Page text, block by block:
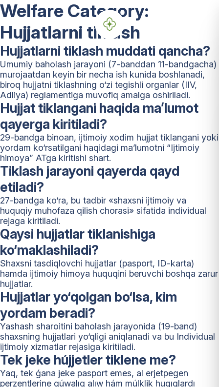
Welfare Category:
Hujjatlarni tiklash
Hujjatlarni tiklash muddati qancha?
Umumiy baholash jarayoni (7-banddan 11-bandgacha)
murojaatdan keyin bir necha ish kunida boshlanadi,
biroq hujjatni tiklashning o‘zi tegishli organlar (IIV,
Adliya) reglamentiga muvofiq amalga oshiriladi.
Hujjat tiklangani haqida ma’lumot
qayerga kiritiladi?
29-bandga binoan, ijtimoiy xodim hujjat tiklangani yoki
yordam ko‘rsatilgani haqidagi ma’lumotni “Ijtimoiy
himoya” ATga kiritishi shart.
Tiklash jarayoni qayerda qayd
etiladi?
27-bandga ko‘ra, bu tadbir «shaxsni ijtimoiy va
huquqiy muhofaza qilish chorasi» sifatida individual
rejaga kiritiladi.
Qaysi hujjatlar tiklanishiga
ko‘maklashiladi?
Shaxsni tasdiqlovchi hujjatlar (pasport, ID-karta)
hamda ijtimoiy himoya huquqini beruvchi boshqa zarur
hujjatlar.
Hujjatlar yo‘qolgan bo‘lsa, kim
yordam beradi?
Yashash sharoitini baholash jarayonida (19-band)
shaxsning hujjatlari yo‘qligi aniqlanadi va bu Individual
ijtimoiy xizmatlar rejasiga kiritiladi.
Tek jeke hújjetler tiklene me?
Yaq, tek ǵana jeke pasport emes, al erjetpegen
perzentlerine gúwalıq alıw hám múlklik huqıqlardı